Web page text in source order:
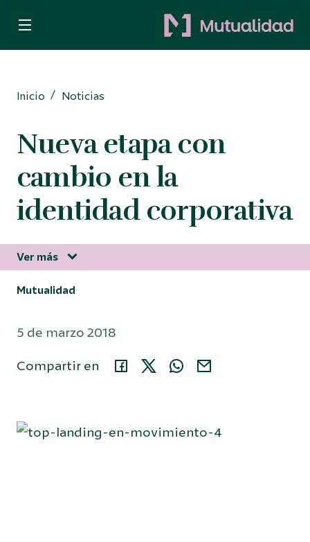
Para Autónomos
Área privada
914 35 24 86
Español
Inicio
Noticias
Nueva etapa con
cambio en la
identidad corporativa
Ver más
Mutualidad
5 de marzo 2018
Compartir en